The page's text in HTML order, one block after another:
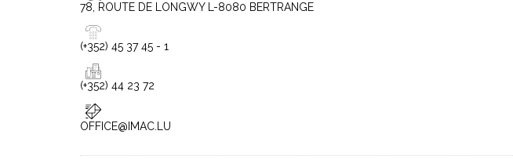
78, ROUTE DE LONGWY L-8080 BERTRANGE
(+352) 45 37 45 - 1
(+352) 44 23 72
OFFICE@IMAC.LU